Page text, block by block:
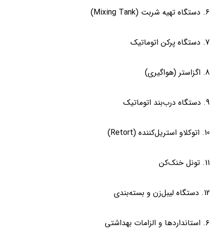
6. دستگاه تهیه شربت (Mixing Tank)
7. دستگاه پرکن اتوماتیک
8. اگزاستر (هواگیری)
9. دستگاه درب‌بند اتوماتیک
10. اتوکلاو استریل‌کننده (Retort)
11. تونل خنک‌کن
12. دستگاه لیبل‌زن و بسته‌بندی
۶. استانداردها و الزامات بهداشتی